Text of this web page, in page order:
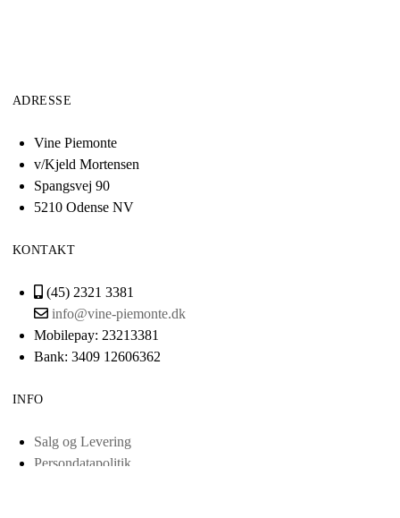
ADRESSE
Vine Piemonte
v/Kjeld Mortensen
Spangsvej 90
5210 Odense NV
KONTAKT
(45) 2321 3381
info@vine-piemonte.dk
Mobilepay: 23213381
Bank: 3409 12606362
INFO
Salg og Levering
Persondatapolitik